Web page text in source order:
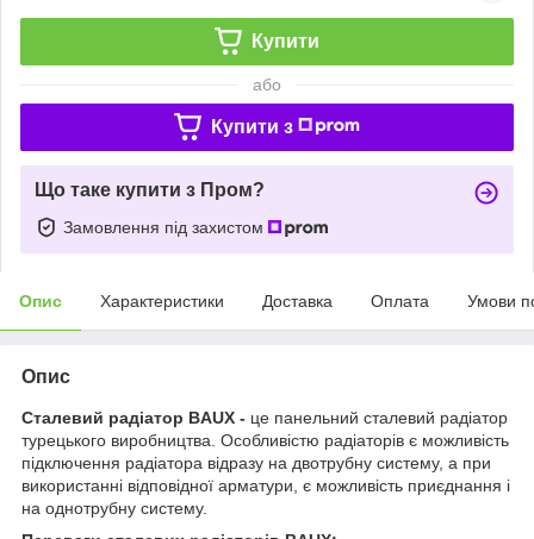
Купити
або
Купити з
Що таке купити з Пром?
Замовлення під захистом
Опис Характеристики Доставка Оплата Умови
Опис
Сталевий радіатор BAUX - це панельний сталевий радіатор
турецького виробництва. Особливістю радіаторів є можливість
підключення радіатора відразу на двотрубну систему, а при
використанні відповідної арматури, є можливість приєднання і
на однотрубну систему.